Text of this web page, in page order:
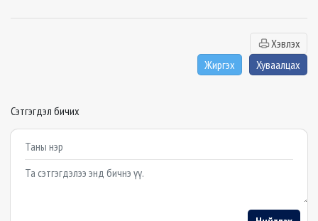
Хэвлэх
Жиргэх
Хуваалцах
Сэтгэгдэл бичих
Example textarea